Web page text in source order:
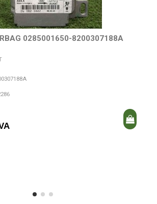
0285001650-8200307188A